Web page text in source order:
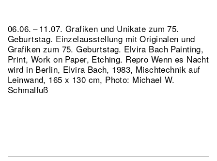
06.06. – 11.07. Grafiken und Unikate zum 75.
Geburtstag. Einzelausstellung mit Originalen und
Grafiken zum 75. Geburtstag. Elvira Bach Painting,
Print, Work on Paper, Etching. Repro Wenn es Nacht
wird in Berlin, Elvira Bach, 1983, Mischtechnik auf
Leinwand, 165 x 130 cm, Photo: Michael W.
Schmalfuß